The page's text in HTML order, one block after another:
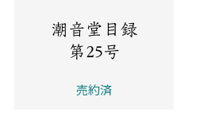
潮音堂目録
第25号
売約済